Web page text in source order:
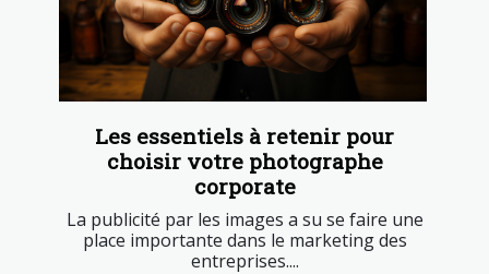
Les essentiels à retenir pour
choisir votre photographe
corporate
La publicité par les images a su se faire une
place importante dans le marketing des
entreprises....